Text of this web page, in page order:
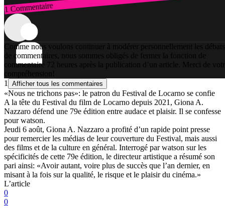
1 Commentaire
Connexion
Comme nous voulons continuer à modérer personnellement les débats
de commentaires, nous sommes obligés de fermer la fonction de
commentaire 72 heures après la publication d’un article. Merci de
compréhension!
1
Afficher tous les commentaires
«Nous ne trichons pas»: le patron du Festival de Locarno se confie
A la tête du Festival du film de Locarno depuis 2021, Giona A.
Nazzaro défend une 79e édition entre audace et plaisir. Il se confesse
pour watson.
Jeudi 6 août, Giona A. Nazzaro a profité d’un rapide point presse
pour remercier les médias de leur couverture du Festival, mais aussi
des films et de la culture en général. Interrogé par watson sur les
spécificités de cette 79e édition, le directeur artistique a résumé son
pari ainsi: «Avoir autant, voire plus de succès que l’an dernier, en
misant à la fois sur la qualité, le risque et le plaisir du cinéma.»
L’article
0
0